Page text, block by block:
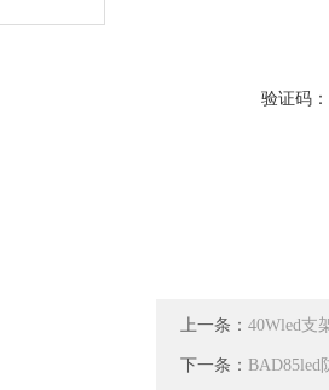
验证码：
上一条： 40Wled支
下一条： BAD85led